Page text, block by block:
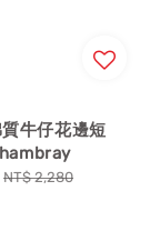
牛仔花邊短
Regular
NT$ 2,280